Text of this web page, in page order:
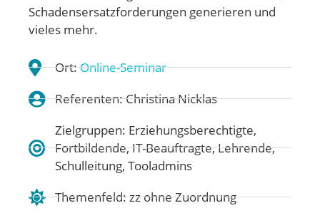
Schadensersatzforderungen generieren und
vieles mehr.
Ort:Online-Seminar
Referenten: Christina Nicklas
Zielgruppen: Erziehungsberechtigte,
Fortbildende, IT-Beauftragte, Lehrende,
Schulleitung, Tooladmins
Themenfeld:zz ohne Zuordnung